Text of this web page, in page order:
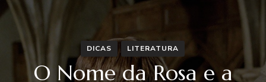
DICAS LITERATURA
O Nome da Rosa e a